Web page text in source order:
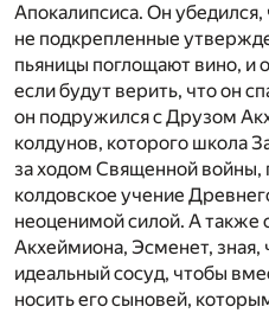
Апокалипсиса. Он
не подкрепленные
пьяницы поглощают вино, и
если будут верить, что он
он подружился с Друзом
колдунов, которого школа
за ходом Священной войны,
колдовское учение
неоценимой силой. А также
Акхеймиона, Эсменет, зная,
идеальный сосуд, чтобы
носить его сыновей,